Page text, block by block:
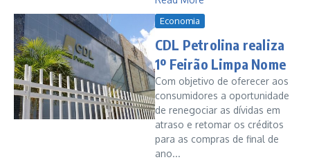
Economia
CDL Petrolina realiza
1º Feirão Limpa Nome
Com objetivo de oferecer aos
consumidores a oportunidade
de renegociar as dívidas em
atraso e retomar os créditos
para as compras de final de
ano...